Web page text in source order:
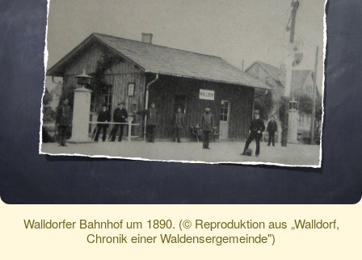
Walldorfer Bahnhof um 1890. (© Reproduktion aus „Walldorf,
Chronik einer Waldensergemeinde")